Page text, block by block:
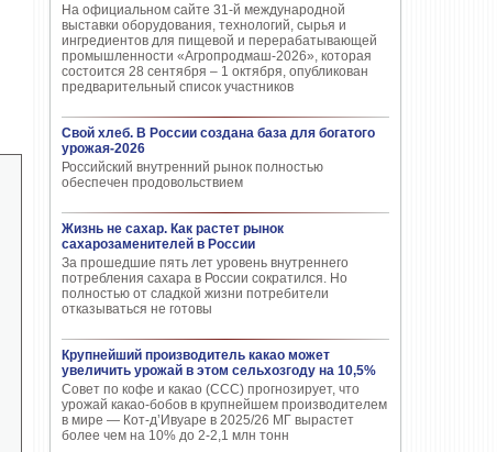
На официальном сайте 31-й международной
выставки оборудования, технологий, сырья и
ингредиентов для пищевой и перерабатывающей
промышленности «Агропродмаш-2026», которая
состоится 28 сентября – 1 октября, опубликован
предварительный список участников
Свой хлеб. В России создана база для богатого
урожая-2026
Российский внутренний рынок полностью
обеспечен продовольствием
Жизнь не сахар. Как растет рынок
сахарозаменителей в России
За прошедшие пять лет уровень внутреннего
потребления сахара в России сократился. Но
полностью от сладкой жизни потребители
отказываться не готовы
Крупнейший производитель какао может
увеличить урожай в этом сельхозгоду на 10,5%
Совет по кофе и какао (CCC) прогнозирует, что
урожай какао-бобов в крупнейшем производителем
в мире — Кот-д’Ивуаре в 2025/26 МГ вырастет
более чем на 10% до 2-2,1 млн тонн